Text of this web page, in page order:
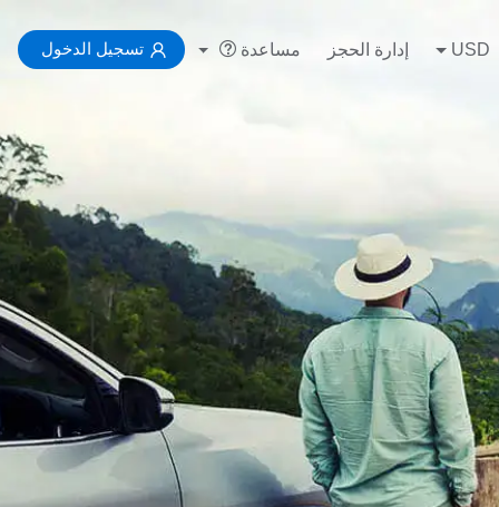
USD إدارة الحجز مساعدة تسجيل الدخول